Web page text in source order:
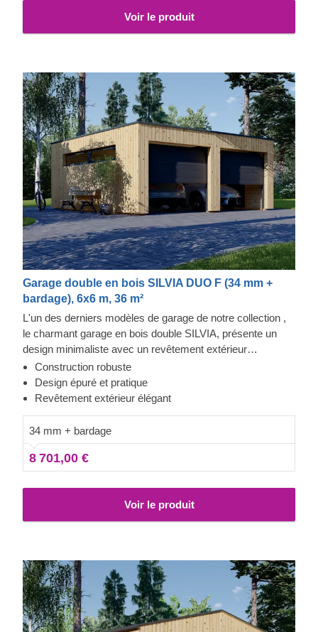
Voir le produit
Garage double en bois SILVIA DUO F (34 mm +
bardage), 6x6 m, 36 m²
L'un des derniers modèles de garage de notre collection ,
le charmant garage en bois double SILVIA, présente un
design minimaliste avec un revêtement extérieur
contemporain et un toit plat. Si vous êtes à la recherche
d'une solution de protection élégante et raffinée pour vos
véhicules, regardez de plus près ce modèle : il a beaucoup
Construction robuste
Design épuré et pratique
Revêtement extérieur élégant
34 mm + bardage
8 701,00 €
Voir le produit